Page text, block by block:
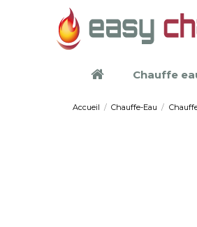
Chauffe
Accueil Chauffe-Eau